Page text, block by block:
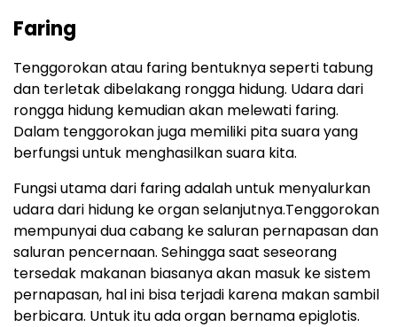
Faring
Tenggorokan atau faring bentuknya seperti tabung
dan terletak dibelakang rongga hidung. Udara dari
rongga hidung kemudian akan melewati faring.
Dalam tenggorokan juga memiliki pita suara yang
berfungsi untuk menghasilkan suara kita.
Fungsi utama dari faring adalah untuk menyalurkan
udara dari hidung ke organ selanjutnya.Tenggorokan
mempunyai dua cabang ke saluran pernapasan dan
saluran pencernaan. Sehingga saat seseorang
tersedak makanan biasanya akan masuk ke sistem
pernapasan, hal ini bisa terjadi karena makan sambil
berbicara. Untuk itu ada organ bernama epiglotis.